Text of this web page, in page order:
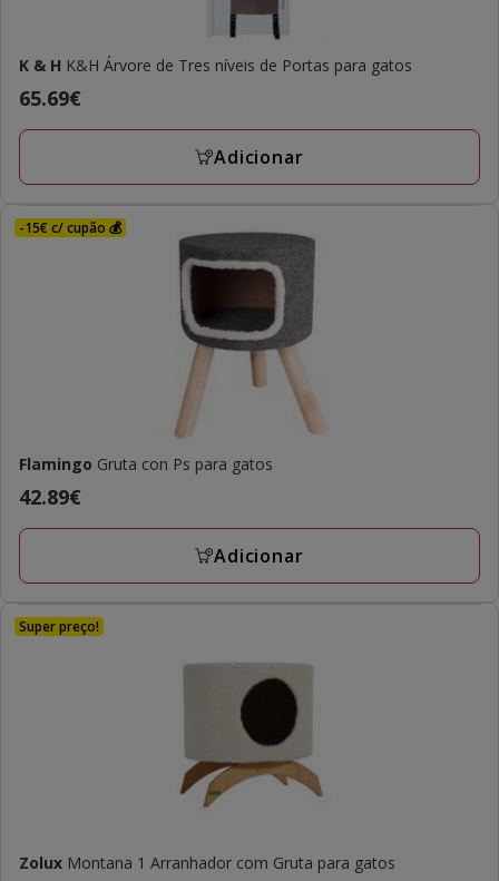
K & H K&H Árvore de Tres níveis de Portas para gatos
Preço
65.69€
65.69€
Adicionar
-15€ c/ cupão 💰
Flamingo Gruta con Ps para gatos
Preço
42.89€
42.89€
Adicionar
Super preço!
Zolux Montana 1 Arranhador com Gruta para gatos